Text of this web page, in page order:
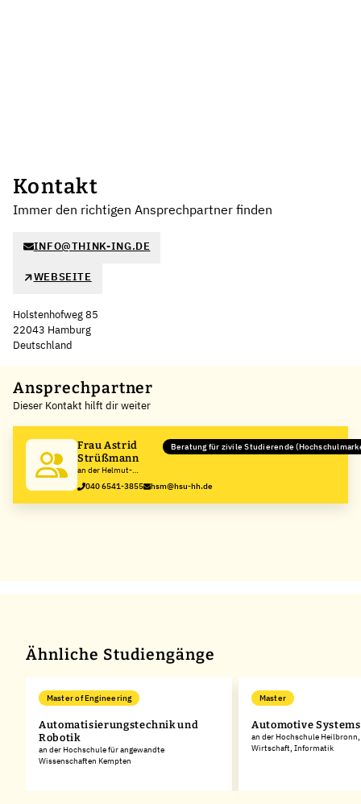
Kontakt
Immer den richtigen Ansprechpartner finden
INFO@THINK-ING.DE
WEBSEITE
Holstenhofweg 85
22043 Hamburg
Deutschland
+
−
Ansprechpartner
Dieser Kontakt hilft dir weiter
Frau Astrid
Strüßmann
an der Helmut-
Schmidt-
Universität/Universität
der Bundeswehr
Beratung für zivile Studierende
040 6541-3855 hsm@hsu-hh.de
Ähnliche Studiengänge
Master of Engineering
Automatisierungstechnik und
Robotik
an der Hochschule für angewandte
Wissenschaften Kempten
Master
Automotive
an der Hochschule
Wirtschaft, Informatik